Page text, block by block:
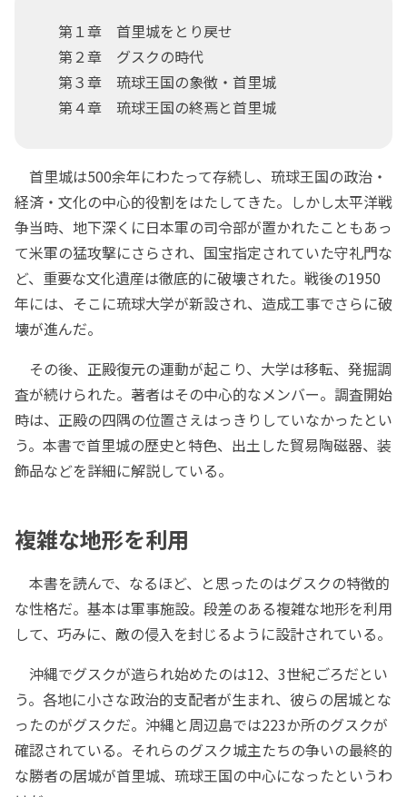
第１章 首里城をとり戻せ
第２章 グスクの時代
第３章 琉球王国の象徴・首里城
第４章 琉球王国の終焉と首里城
首里城は500余年にわたって存続し、琉球王国の政治・
経済・文化の中心的役割をはたしてきた。しかし太平洋戦
争当時、地下深くに日本軍の司令部が置かれたこともあっ
て米軍の猛攻撃にさらされ、国宝指定されていた守礼門な
ど、重要な文化遺産は徹底的に破壊された。戦後の1950
年には、そこに琉球大学が新設され、造成工事でさらに破
壊が進んだ。
その後、正殿復元の運動が起こり、大学は移転、発掘調
査が続けられた。著者はその中心的なメンバー。調査開始
時は、正殿の四隅の位置さえはっきりしていなかったとい
う。本書で首里城の歴史と特色、出土した貿易陶磁器、装
飾品などを詳細に解説している。
複雑な地形を利用
本書を読んで、なるほど、と思ったのはグスクの特徴的
な性格だ。基本は軍事施設。段差のある複雑な地形を利用
して、巧みに、敵の侵入を封じるように設計されている。
沖縄でグスクが造られ始めたのは12、3世紀ごろだとい
う。各地に小さな政治的支配者が生まれ、彼らの居城とな
ったのがグスクだ。沖縄と周辺島では223か所のグスクが
確認されている。それらのグスク城主たちの争いの最終的
な勝者の居城が首里城、琉球王国の中心になったというわ